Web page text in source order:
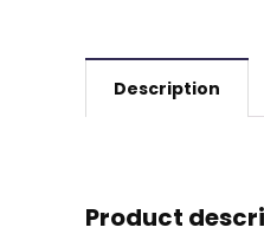
Description
Product